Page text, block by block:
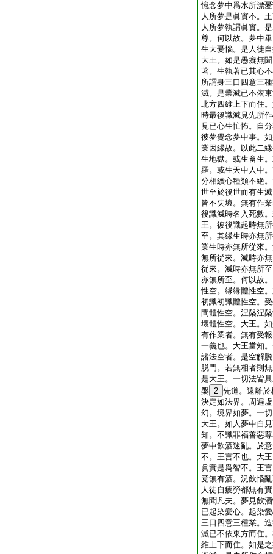
憶念夢中爲水所漂
人所夢是眞實不。
人所夢執謂眞實。
尊。何以故。夢中
生大憂惱。是人徒
大王。如是愚癡無
著。生執著已其心
所謂身三口四意三
滅。是業滅已不依
北方四維上下而住
時最後識滅見先所
見已心生忙怖。自
彼夢覺念夢中事。
業因縁故。以此二
生地獄。或生畜生
羅。或生天中人中
分相續心種類不絶
世至於後世而有生
皆不失壞。無有作
後識滅時名入死數
王。彼後識起時無
至。其縁生時亦無
業生時亦無所從來
無所從來。滅時亦
從來。滅時亦無所
亦無所至。何以故
性空。縁縁體性空
初識初識體性空。
間體性空。涅槃涅
壞體性空。大王。
有作業者。無有受
一義也。大王當知
諸法空者。是空解
脱門。若無相者則
是大王。一切法皆
槃 2 先道。遠離於
決定如法界。周遍
幻。境界如夢。一
大王。如人夢中自
知。不識罪福善惡
夢中飮酒迷亂。於
不。王言不也。大
眞實是爲智不。王
竟無有酒。況飮惛
人徒自疲勞都無有
無聞凡夫。夢見飮
已起染愛心。起染
三口四意三種業。
滅已不依東方而住
維上下而住。如是